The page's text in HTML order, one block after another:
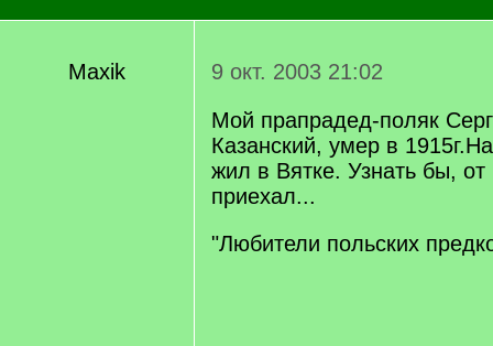
Maxik
9 окт. 2003 21:02
Мой прапрадед-поляк
Казанский, умер в
жил в Вятке. Узнать бы, от
приехал...
"Любители польских